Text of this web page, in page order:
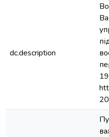
dc.description